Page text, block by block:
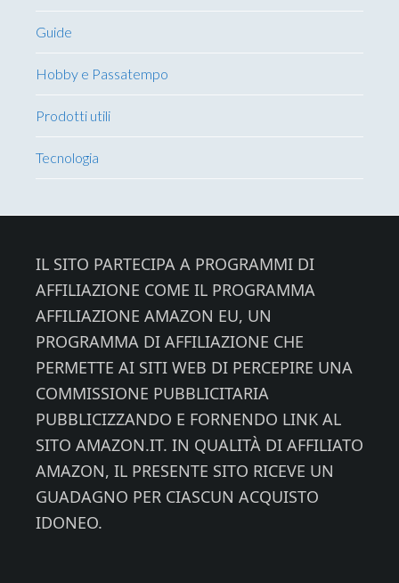
Guide
Hobby e Passatempo
Prodotti utili
Tecnologia
IL SITO PARTECIPA A PROGRAMMI DI
AFFILIAZIONE COME IL PROGRAMMA
AFFILIAZIONE AMAZON EU, UN
PROGRAMMA DI AFFILIAZIONE CHE
PERMETTE AI SITI WEB DI PERCEPIRE UNA
COMMISSIONE PUBBLICITARIA
PUBBLICIZZANDO E FORNENDO LINK AL
SITO AMAZON.IT. IN QUALITÀ DI AFFILIATO
AMAZON, IL PRESENTE SITO RICEVE UN
GUADAGNO PER CIASCUN ACQUISTO
IDONEO.